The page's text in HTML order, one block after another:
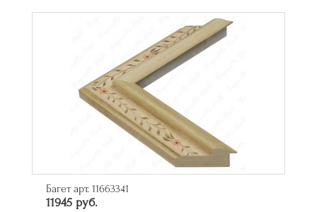
Багет арт. 11663341
11945 руб.